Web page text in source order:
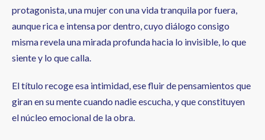
protagonista, una mujer con una vida tranquila por fuera,
aunque rica e intensa por dentro, cuyo diálogo consigo
misma revela una mirada profunda hacia lo invisible, lo que
siente y lo que calla.
El título recoge esa intimidad, ese fluir de pensamientos que
giran en su mente cuando nadie escucha, y que constituyen
el núcleo emocional de la obra.